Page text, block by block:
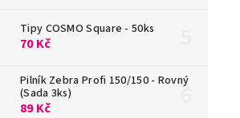
Tipy COSMO Square - 50ks
70 Kč
Pilník Zebra Profi 150/150 - Rovný
(Sada 3ks)
89 Kč